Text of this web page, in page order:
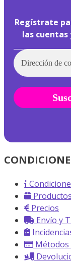
Regístrate
las cuentas
Productos
Precios
Envío y
Métodos